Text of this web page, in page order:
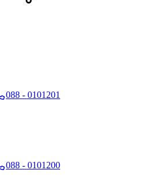
088 - 0101201
088 - 0101200